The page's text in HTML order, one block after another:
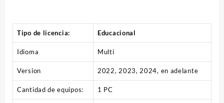
Tipo de licencia: Educacional
Idioma Multi
Version 2022, 2023, 2024, en adelante
Cantidad de equipos: 1 PC